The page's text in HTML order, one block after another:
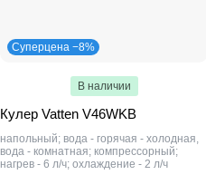
Суперцена −8%
В наличии
Кулер Vatten V46WKB
напольный; вода - горячая - холодная,
вода - комнатная; компрессорный;
нагрев - 6 л/ч; охлаждение - 2 л/ч